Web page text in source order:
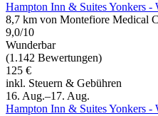
Hampton Inn & Suites Yonkers -
8,7 km von Montefiore Medical
9,0/10
Wunderbar
(1.142 Bewertungen)
125 €
inkl. Steuern & Gebühren
16. Aug.–17. Aug.
Hampton Inn & Suites Yonkers -